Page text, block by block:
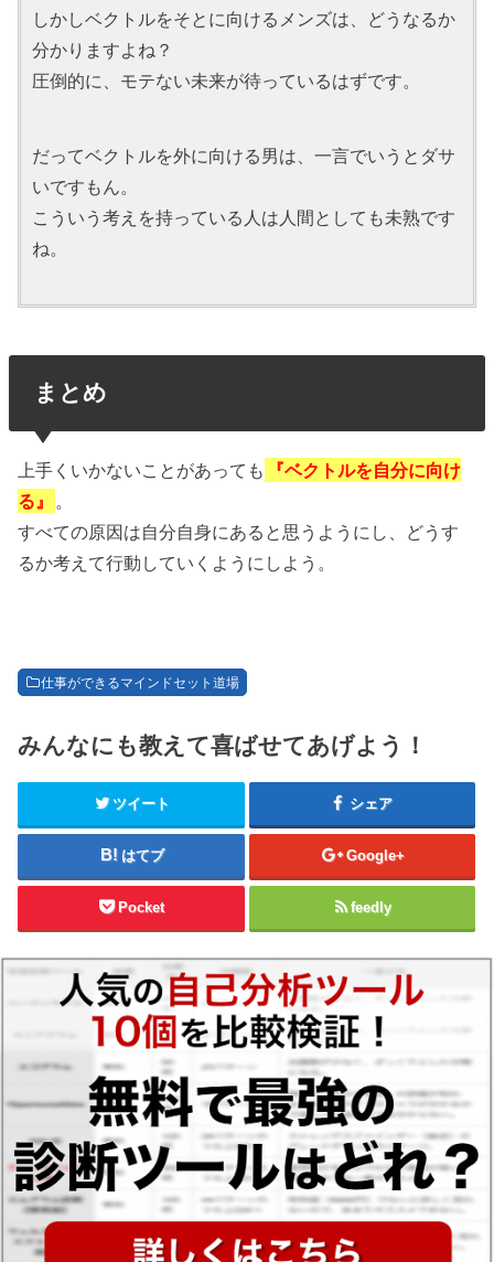
しかしベクトルをそとに向けるメンズは、どうなるか
分かりますよね？
圧倒的に、モテない未来が待っているはずです。
だってベクトルを外に向ける男は、一言でいうとダサ
いですもん。
こういう考えを持っている人は人間としても未熟です
ね。
まとめ
上手くいかないことがあっても
『ベクトルを自分に向け
る』
すべての原因は自分自身にあると思うようにし、どうす
るか考えて行動していくようにしよう。
仕事ができるマインドセット道場
みんなにも教えて喜ばせてあげよう！
ツイート シェア
はてブ Google+
Pocket feedly